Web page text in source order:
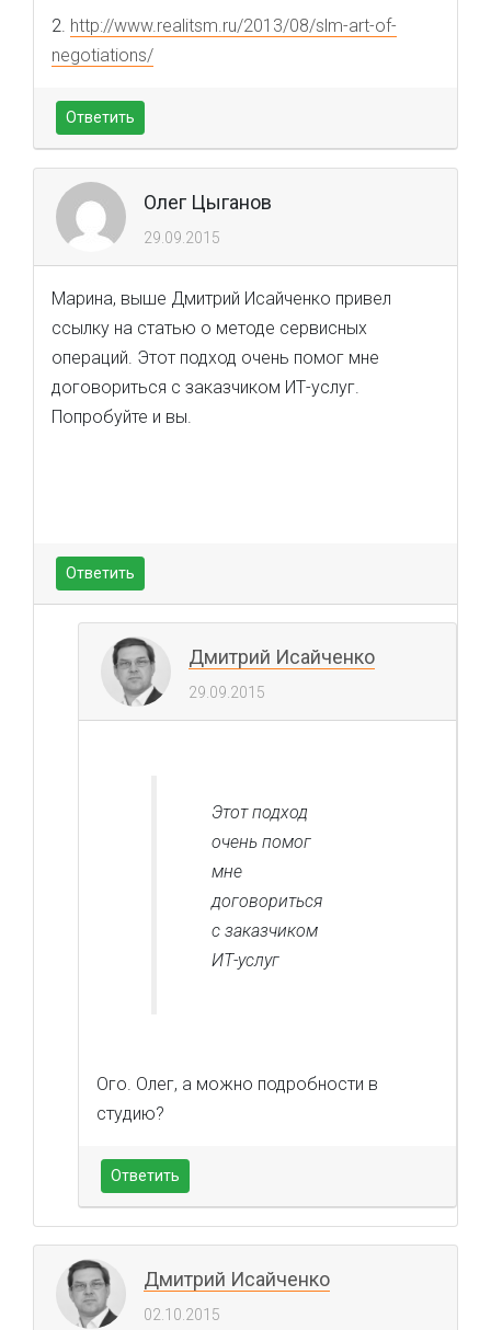
2. http://www.realitsm.ru/2013/08/slm-art-of-
negotiations/
Ответить
Олег Цыганов
29.09.2015
Марина, выше Дмитрий Исайченко привел
ссылку на статью о методе сервисных
операций. Этот подход очень помог мне
договориться с заказчиком ИТ-услуг.
Попробуйте и вы.
Ответить
Дмитрий Исайченко
29.09.2015
Этот подход
очень помог
мне
договориться
с заказчиком
ИТ-услуг
Ого. Олег, а можно подробности в
студию?
Ответить
Дмитрий Исайченко
02.10.2015